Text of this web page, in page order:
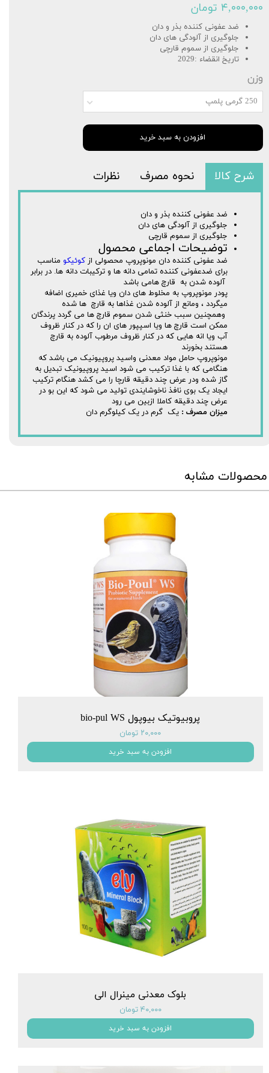
۴,۰۰۰,۰۰۰ تومان
ضد عفونی کننده بذر و دان
جلوگیری از آلودگی های دان
جلوگیری از سموم قارچی
تاریخ انقضاء :2029
وزن
250 گرمی پلمپ
افزودن به سبد خرید
شرح کالا نحوه مصرف نظرات
ضد عفونی کننده بذر و دان
جلوگیری از آلودگی های دان
جلوگیری از سموم قارچی
توضیحات اجماعی محصول
ضد عفونی کننده دان مونوپروپ محصولی از کوئیکو مناسب
برای ضدعفونی کننده تمامی دانه ها و ترکیبات دانه ها. در برابر
آلوده شدن به قارچ هامی باشد
پودر مونوپروپ به مخلوط های دان ویا غذای خمیری اضافه
میگردد ، ومانع از آلوده شدن غذاها به قارچ ها شده
وهمچنین سبب خنثی شدن سموم قارچ ها می گردد پرندگان
ممکن است قارچ ها ویا اسپپور های ان را که در کنار ظروف
آب ویا انه هایی که در کنار ظروف مرطوب آلوده به قارچ
هستند بخورند
مونوپروپ حامل مواد معدنی واسید پروپیونیک می باشد که
هنگامی که با غذا ترکیب می شود اسید پروپیونیک تبدیل به
گاز شده ودر عرض چند دقیقه قارچا را می کشد هنگام ترکیب
ایجاد یک بوی نافذ ناخوشایندی تولید می شود که این بو در
عرض چند دقیقه کاملا ازبین می رود
میزان مصرف : یک گرم در یک کیلوگرم دان
محصولات مشابه
پروبیوتیک بیوپول bio-pul WS
۲۰,۰۰۰ تومان
افزودن به سبد خرید
بلوک معدنی مینرال الی
۴۰,۰۰۰ تومان
افزودن به سبد خرید